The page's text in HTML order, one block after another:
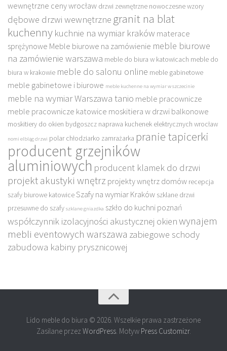
wewnętrzne ceny wrocław drzwi zewnętrzne nowoczesne wzory
dębowe drzwi wewnętrzne granit na blat
kuchenny kuchnie na wymiar kraków materace
sprężynowe Meble biurowe na zamówienie meble biurowe
na zamówienie warszawa meble do biura w katowicach meble do
biura w krakowie meble do salonu online meble gabinetowe
meble gabinetowe i biurowe meble kuchenne na wymiar w szczecinie
meble na wymiar Warszawa tanio meble pracownicze
meble pracownicze katowice moskitiera w drzwi balkonowe
moskitiery do okien bydgoszcz naprawa kuchenek elektrycznych wrocław
nomi elbląg drzwi polar chłodziarko zamrażarka pranie tapicerki
producent grzejników
aluminiowych producent klamek do drzwi
projekt akustyki wnętrz projekty wnętrz domów recepcja
szafy biurowe katowiceSzafy na wymiar Kraków szklane drzwi
przesuwne do szafy szklane gniazdka szkło do kuchni poznań
współczynnik izolacyjności akustycznej okienwynajem
mebli eventowych warszawa zabiegowe schody
zabudowa kabiny prysznicowej
Lido meble do biura © 2026. Wszelkie prawa zastrzeżone
Zasilane przez WordPress. Motyw Press Customizr.